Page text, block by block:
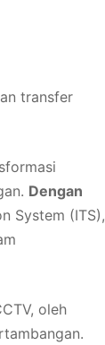
transfer
Dengan
System (ITS),
oleh